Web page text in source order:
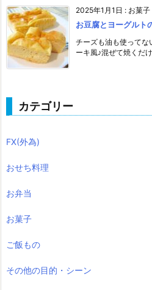
2025年1月1日 : お菓子
お豆腐とヨーグルト
チーズも油も使ってな
ーキ風♪混ぜて焼くだ
カテゴリー
FX(外為)
おせち料理
お弁当
お菓子
ご飯もの
その他の目的・シーン